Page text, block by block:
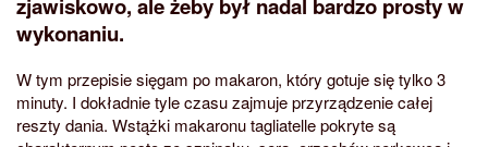
zjawiskowo, ale żeby był nadal bardzo prosty w
wykonaniu.
W tym przepisie sięgam po makaron, który gotuje się tylko 3
minuty. I dokładnie tyle czasu zajmuje przyrządzenie całej
reszty dania. Wstążki makaronu tagliatelle pokryte są